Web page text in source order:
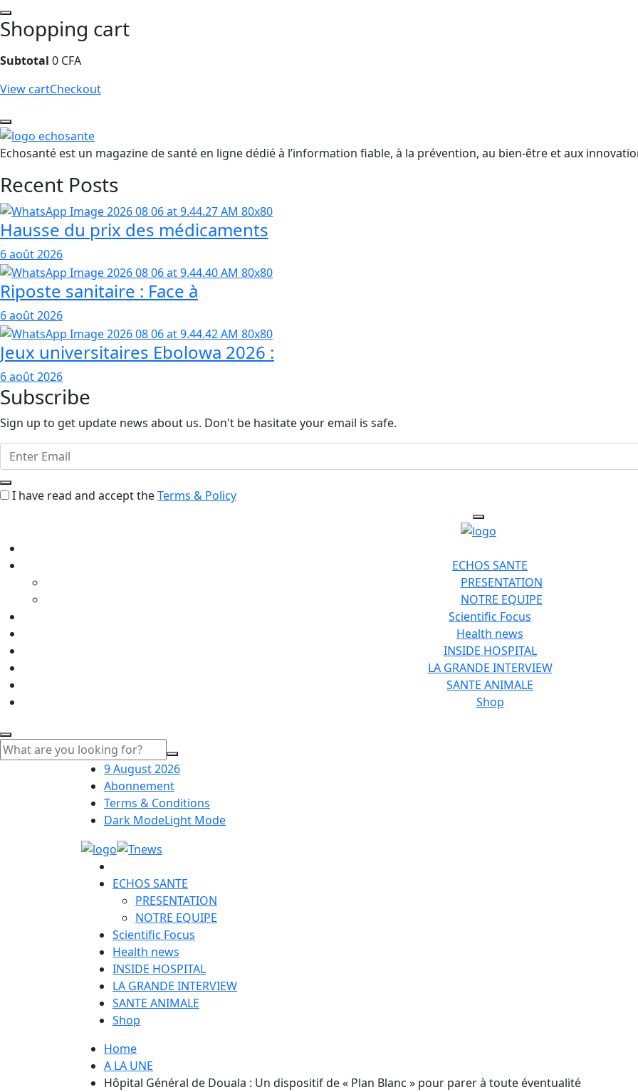
Shopping cart
Subtotal 0 CFA
View cartCheckout
Echosanté est un magazine de santé en ligne dédié à l’information fiable, à la prévention, au bien-être et aux
Recent Posts
Hausse du prix des médicaments
6 août 2026
Riposte sanitaire : Face à
6 août 2026
Jeux universitaires Ebolowa 2026 :
6 août 2026
Subscribe
Sign up to get update news about us. Don't be hasitate your email is safe.
I have read and accept theTerms & Policy
ECHOS SANTE
PRESENTATION
NOTRE EQUIPE
Scientific Focus
Health news
INSIDE HOSPITAL
LA GRANDE INTERVIEW
SANTE ANIMALE
Shop
9 August 2026
Abonnement
Terms & Conditions
Dark ModeLight Mode
ECHOS SANTE
PRESENTATION
NOTRE EQUIPE
Scientific Focus
Health news
INSIDE HOSPITAL
LA GRANDE INTERVIEW
SANTE ANIMALE
Shop
Home
A LA UNE
Hôpital Général de Douala : Un dispositif de « Plan Blanc » pour parer à toute éventualité